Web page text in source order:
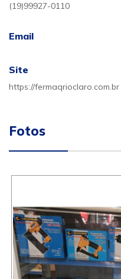
(19)99927-0110
Email
Site
https://fermaqrioclaro.com.br
Fotos